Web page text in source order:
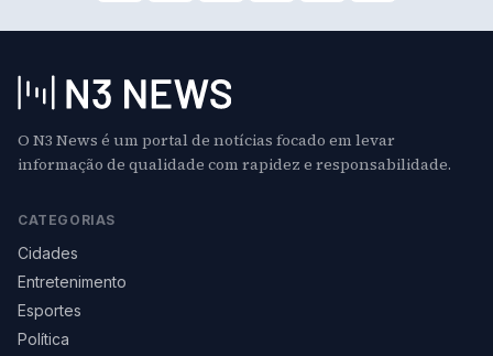
O N3 News é um portal de notícias focado em levar
informação de qualidade com rapidez e responsabilidade.
CATEGORIAS
Cidades
Entretenimento
Esportes
Política